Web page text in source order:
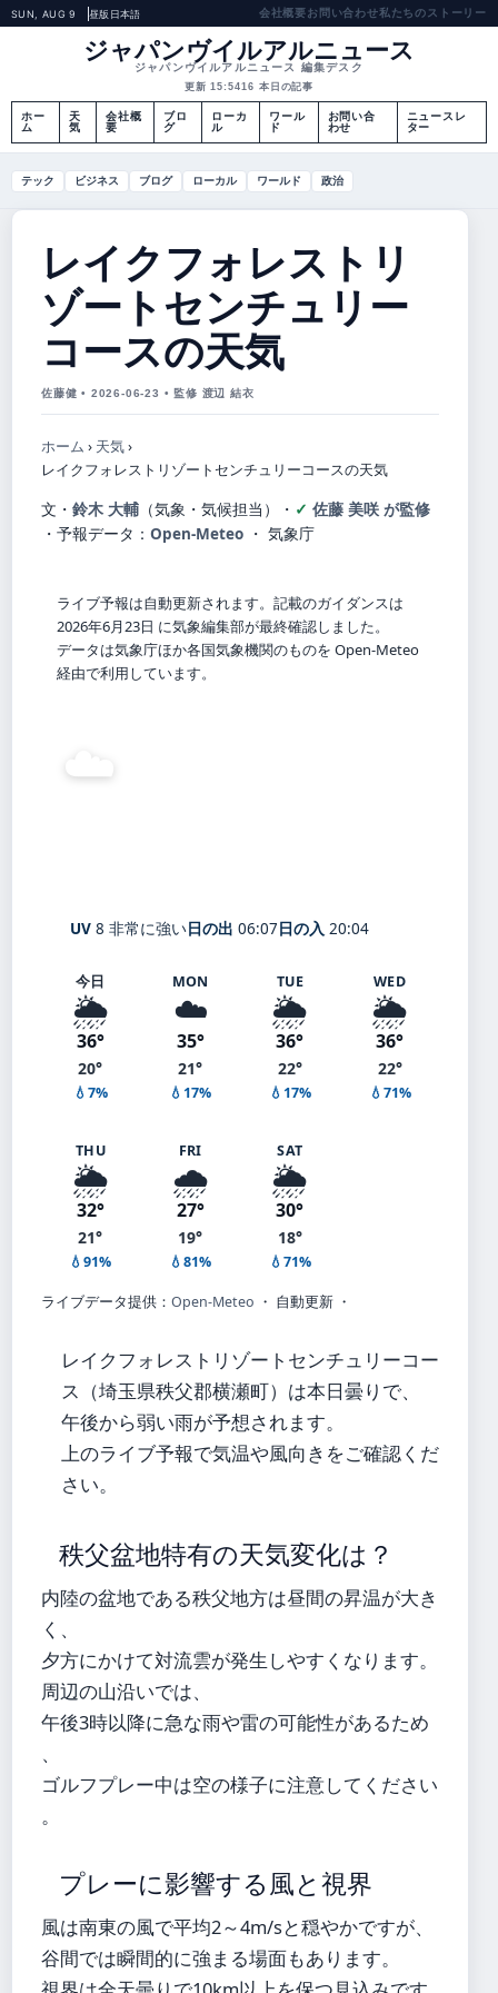
SUN, AUG 9 昼版 日本語 会社概要お問い合わせ私たちのストーリー
ジャパンヴイルアルニュース
ジャパンヴイルアルニュース 編集デスク
更新 15:5416 本日の記事
ホー
ム
天
気
会社概
要
ブロ
グ
ローカ
ル
ワール
ド
お問い合
わせ
ニュースレ
ター
テック ビジネス ブログ ローカル ワールド 政治
レイクフォレストリ
ゾートセンチュリー
コースの天気
佐藤健 • 2026-06-23 • 監修 渡辺 結衣
ホーム › 天気›
レイクフォレストリゾートセンチュリーコースの天気
文・ 鈴木 大輔 （気象・気候担当） ・
佐藤 美咲 が監修
・ 予報データ： Open-Meteo ・ 気象庁
ライブ予報は自動更新されます。記載のガイダンスは
2026年6月23日 に気象編集部が最終確認しました。
データは気象庁ほか各国気象機関のものを Open-Meteo
経由で利用しています。
☁️
UV 8 非常に強い日の出 06:07日の入 20:04
今日
🌦️
36°
20°
💧7%
MON
☁️
35°
21°
💧17%
TUE
🌦️
36°
22°
💧17%
WED
🌦️
36°
22°
💧71%
THU
🌦️
32°
21°
💧91%
FRI
🌧️
27°
19°
💧81%
SAT
🌦️
30°
18°
💧71%
ライブデータ提供： Open-Meteo ・ 自動更新 ・
レイクフォレストリゾートセンチュリーコー
ス（埼玉県秩父郡横瀬町）は本日曇りで、
午後から弱い雨が予想されます。
上のライブ予報で気温や風向きをご確認くだ
さい。
秩父盆地特有の天気変化は？
内陸の盆地である秩父地方は昼間の昇温が大き
く、
夕方にかけて対流雲が発生しやすくなります。
周辺の山沿いでは、
午後3時以降に急な雨や雷の可能性があるため
、
ゴルフプレー中は空の様子に注意してください
。
プレーに影響する風と視界
風は南東の風で平均2～4m/sと穏やかですが、
谷間では瞬間的に強まる場面もあります。